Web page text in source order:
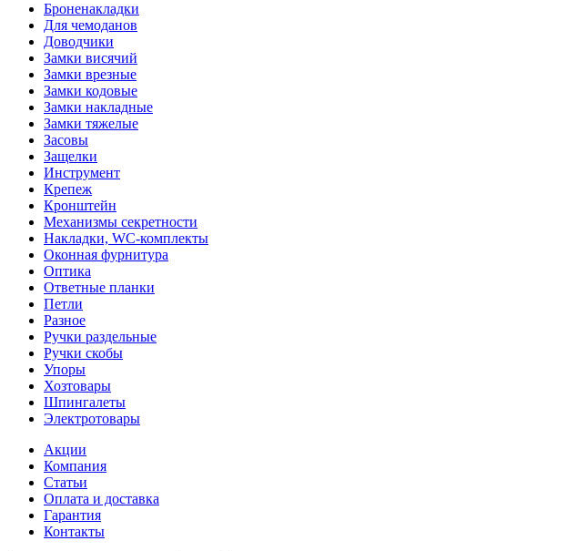
Броненакладки
Для чемоданов
Доводчики
Замки висячий
Замки врезные
Замки кодовые
Замки накладные
Замки тяжелые
Засовы
Защелки
Инструмент
Крепеж
Кронштейн
Механизмы секретности
Накладки, WC-комплекты
Оконная фурнитура
Оптика
Ответные планки
Петли
Разное
Ручки раздельные
Ручки скобы
Упоры
Хозтовары
Шпингалеты
Электротовары
Акции
Компания
Статьи
Оплата и доставка
Гарантия
Контакты